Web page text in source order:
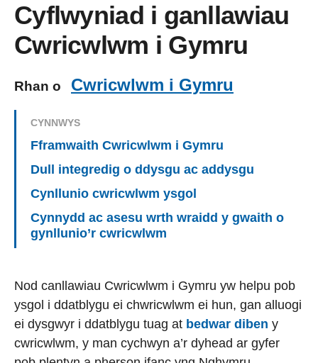
Cyflwyniad i ganllawiau
Cwricwlwm i Gymru
Rhan o Cwricwlwm i Gymru
CYNNWYS
Fframwaith Cwricwlwm i Gymru
Dull integredig o ddysgu ac addysgu
Cynllunio cwricwlwm ysgol
Cynnydd ac asesu wrth wraidd y gwaith o
gynllunio’r cwricwlwm
Nod canllawiau Cwricwlwm i Gymru yw helpu pob
ysgol i ddatblygu ei chwricwlwm ei hun, gan alluogi
ei dysgwyr i ddatblygu tuag at bedwar diben y
cwricwlwm, y man cychwyn a’r dyhead ar gyfer